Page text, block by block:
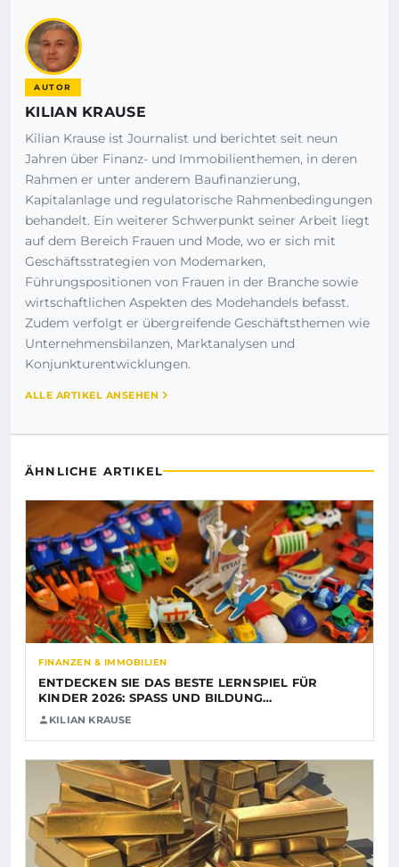
AUTOR
KILIAN KRAUSE
Kilian Krause ist Journalist und berichtet seit neun
Jahren über Finanz- und Immobilienthemen, in deren
Rahmen er unter anderem Baufinanzierung,
Kapitalanlage und regulatorische Rahmenbedingungen
behandelt. Ein weiterer Schwerpunkt seiner Arbeit liegt
auf dem Bereich Frauen und Mode, wo er sich mit
Geschäftsstrategien von Modemarken,
Führungspositionen von Frauen in der Branche sowie
wirtschaftlichen Aspekten des Modehandels befasst.
Zudem verfolgt er übergreifende Geschäftsthemen wie
Unternehmensbilanzen, Marktanalysen und
Konjunkturentwicklungen.
ALLE ARTIKEL ANSEHEN
ÄHNLICHE ARTIKEL
FINANZEN & IMMOBILIEN
ENTDECKEN SIE DAS BESTE LERNSPIEL FÜR
KINDER 2026: SPASS UND BILDUNG…
KILIAN KRAUSE